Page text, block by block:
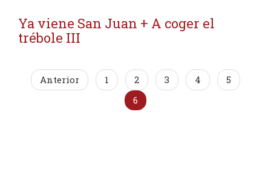
Ya viene San Juan + A coger el
trébole III
Anterior 1 2 3 4
5
6